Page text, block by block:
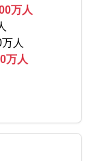
万人
人
万人